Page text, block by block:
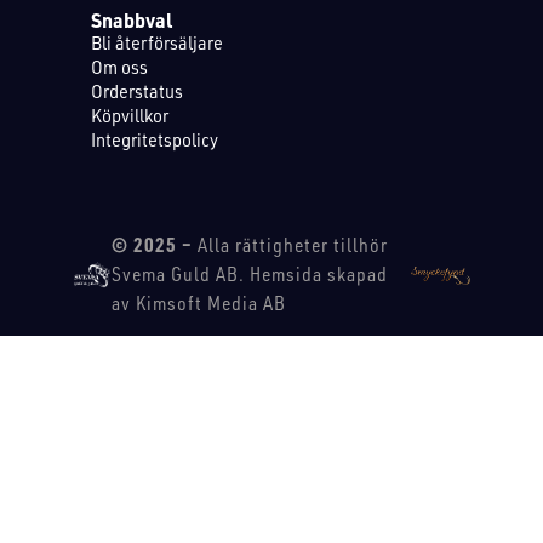
Snabbval
Bli återförsäljare
Om oss
Orderstatus
Köpvillkor
Integritetspolicy
© 2025 – Alla rättigheter tillhör
Svema Guld AB. Hemsida skapad
av Kimsoft Media AB